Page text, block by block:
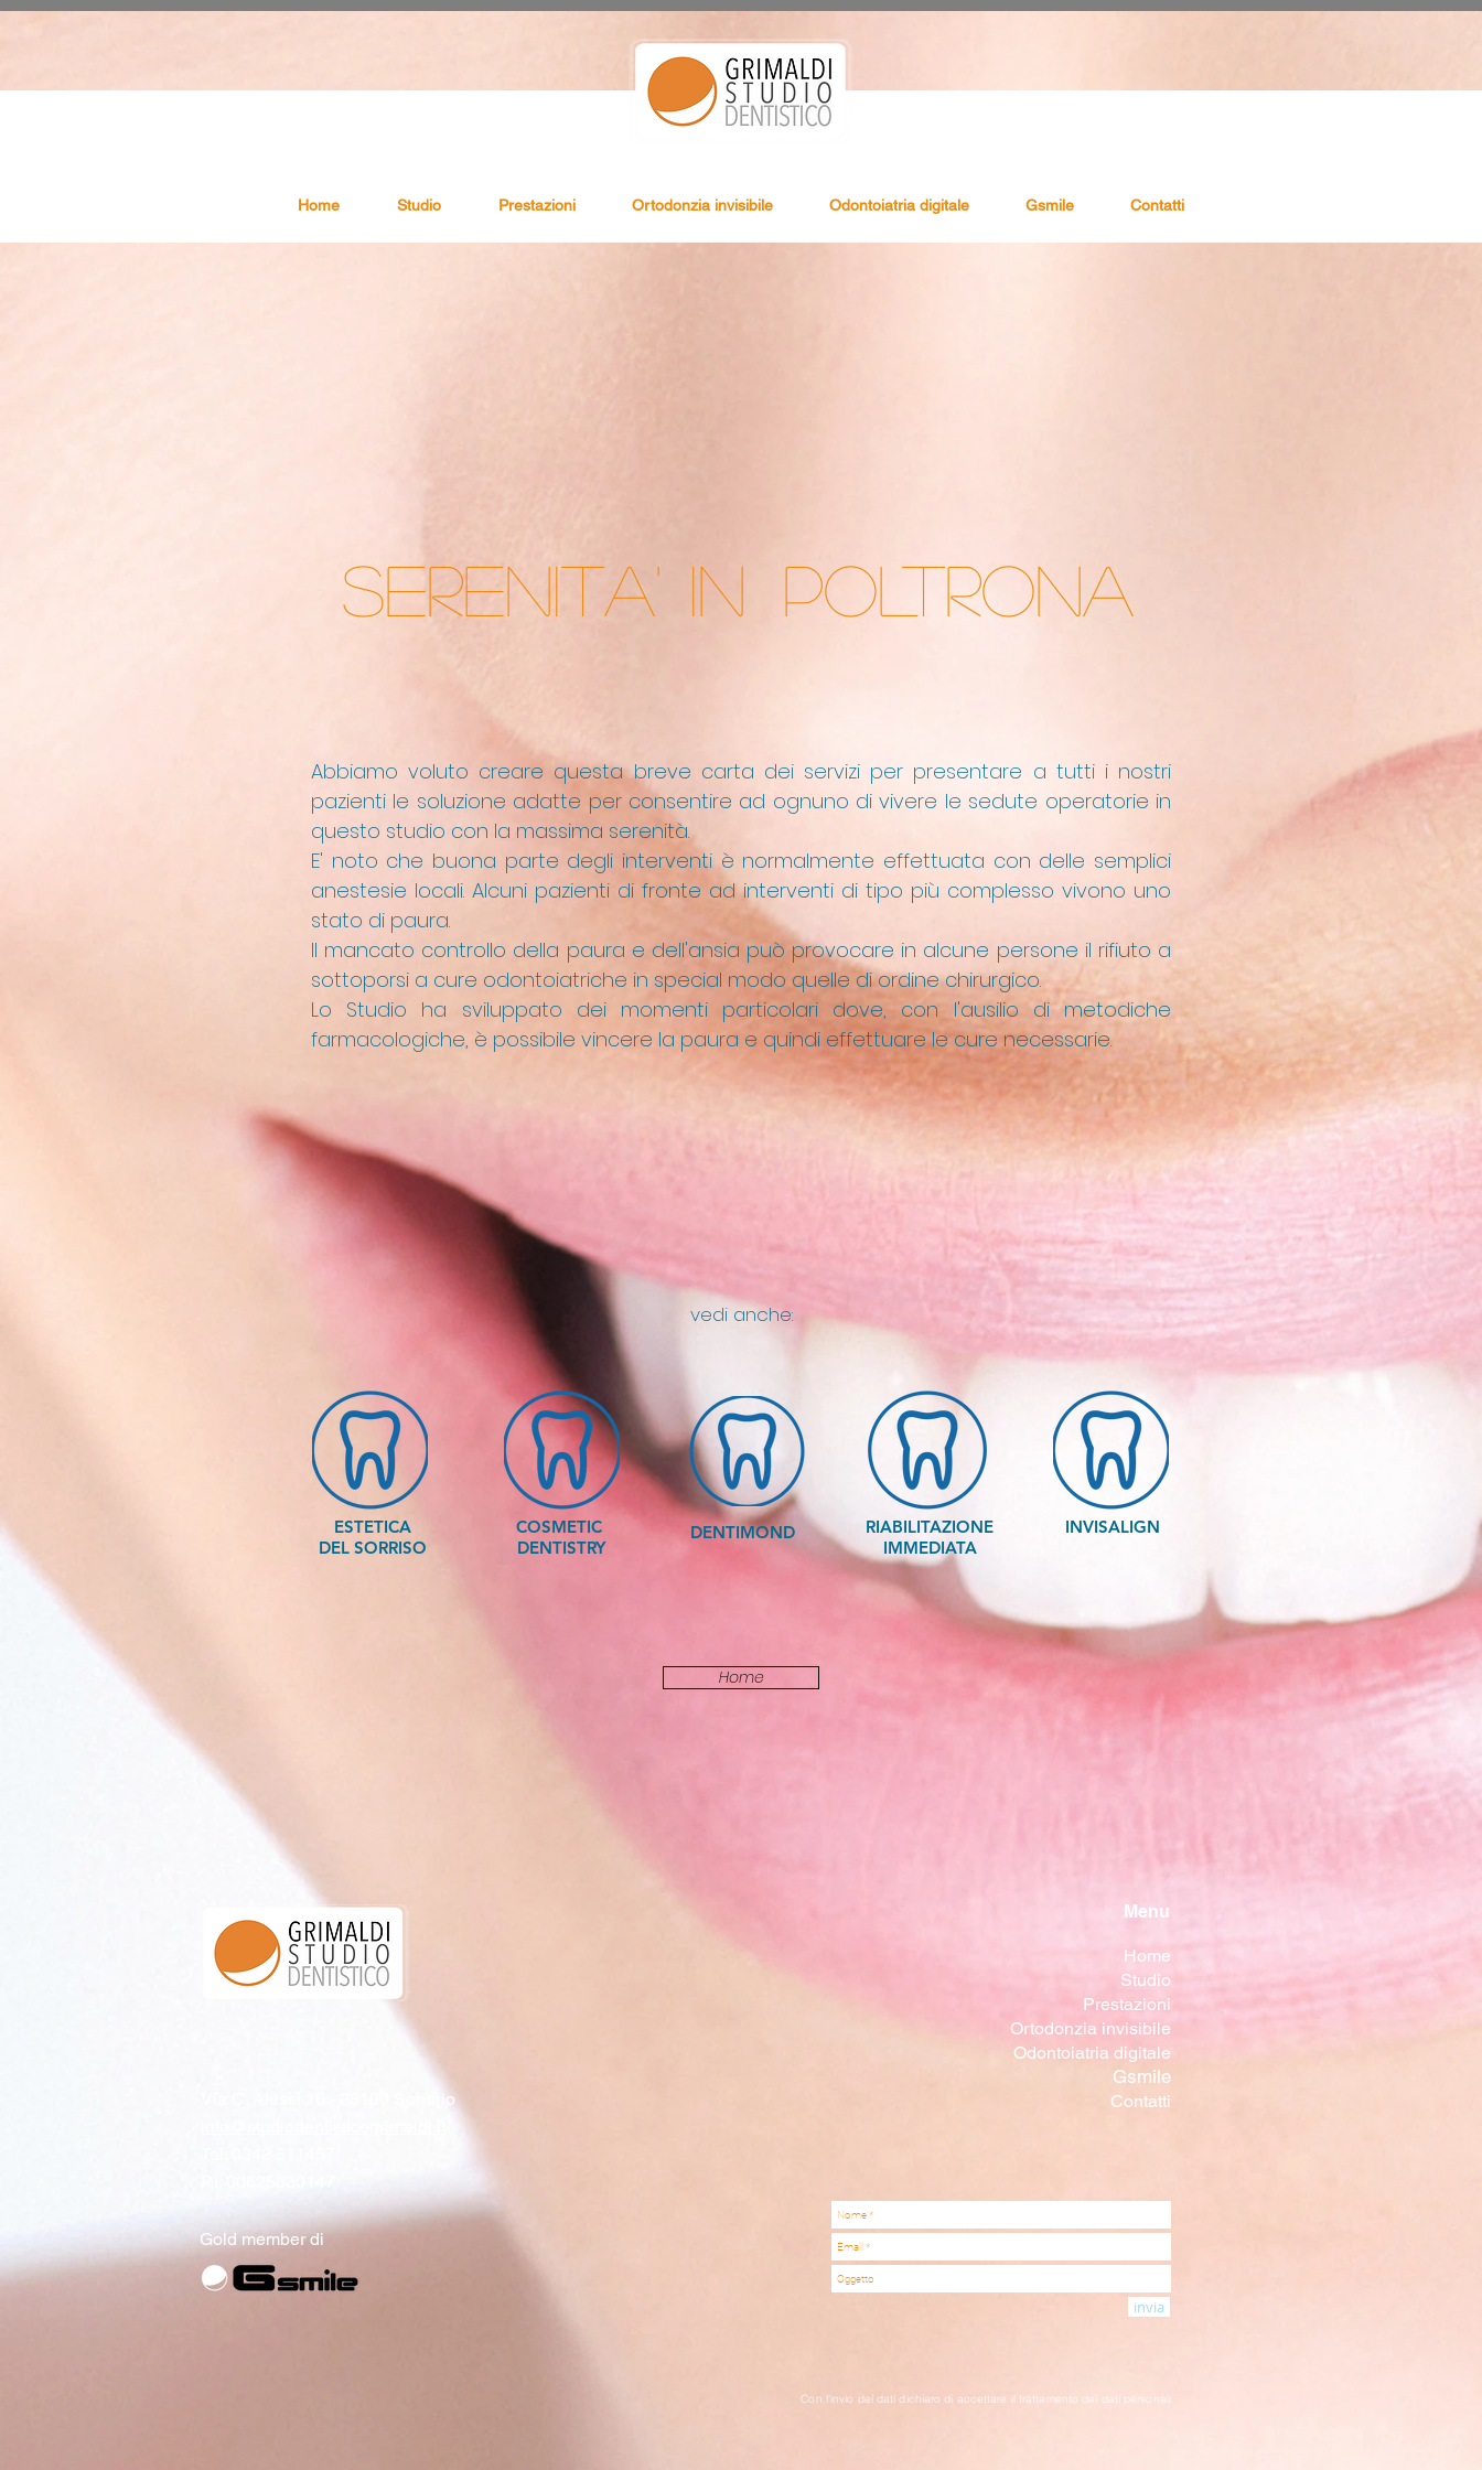
Abbiamo voluto creare questa breve carta dei servizi per presentare a tutti i nostri
pazienti le soluzione adatte per consentire ad ognuno di vivere le sedute operatorie in
questo studio con la massima serenità.
E' noto che buona parte degli interventi è normalmente effettuata con delle semplici
anestesie locali. Alcuni pazienti di fronte ad interventi di tipo più complesso vivono uno
stato di paura.
Il mancato controllo della paura e dell'ansia può provocare in alcune persone il rifiuto a
sottoporsi a cure odontoiatriche in special modo quelle di ordine chirurgico.
Lo Studio ha sviluppato dei momenti particolari dove, con l'ausilio di metodiche
farmacologiche, è possibile vincere la paura e quindi effettuare le cure necessarie.
SERENITA'
ESTETICA
DEL SORRISO
DENTIMOND
COSMETIC
DENTISTRY
RIABILITAZIONE
IMMEDIATA
INVISALIGN
Home
vedi anche:
POLTRONA
IN
Home Studio Prestazioni Ortodonzia invisibile Odontoiatria digitale Gsmile Contatti
Via C. Alessi 16 - 23100 Sondrio
Gold member di
Menu
Home
Studio
Prestazioni
Ortodonzia invisibile
Odontoiatria digitale
Gsmile
Contatti
invia
Con l'invio dei dati dichiaro di accettare il trattamento dei dati personali